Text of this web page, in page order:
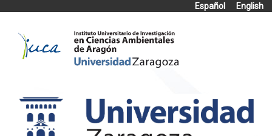
Español
English
content